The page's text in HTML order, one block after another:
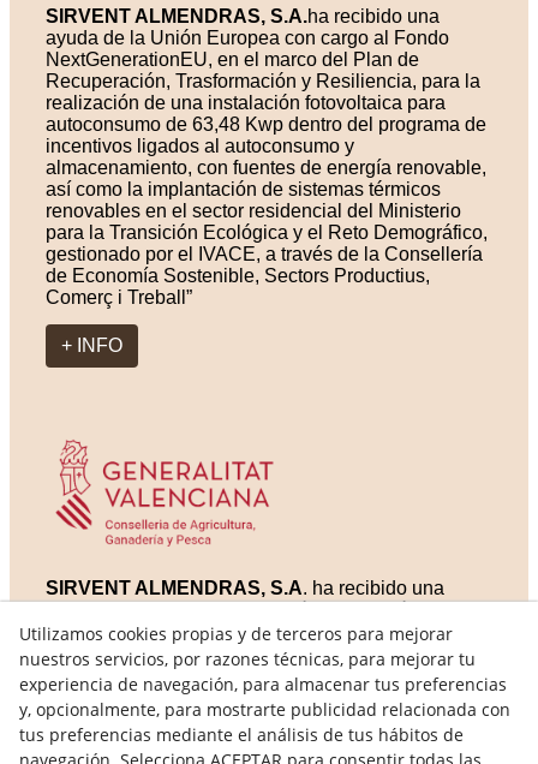
SIRVENT ALMENDRAS, S.A.ha recibido una
ayuda de la Unión Europea con cargo al Fondo
NextGenerationEU, en el marco del Plan de
Recuperación, Trasformación y Resiliencia, para la
realización de una instalación fotovoltaica para
autoconsumo de 63,48 Kwp dentro del programa de
incentivos ligados al autoconsumo y
almacenamiento, con fuentes de energía renovable,
así como la implantación de sistemas térmicos
renovables en el sector residencial del Ministerio
para la Transición Ecológica y el Reto Demográfico,
gestionado por el IVACE, a través de la Consellería
de Economía Sostenible, Sectors Productius,
Comerç i Treball”
+ INFO
SIRVENT ALMENDRAS, S.A. ha recibido una
ecológica Expte AGCEO/2023/650 de la Conselleria
d´Agricultura, Ramaderia i Pesca, Subdirecció
General de producció ecològica i qualitat
agroalimentaria de la Generalitat Valenciana
+ INFO
Utilizamos cookies propias y de terceros para mejorar
nuestros servicios, por razones técnicas, para mejorar tu
experiencia de navegación, para almacenar tus preferencias
y, opcionalmente, para mostrarte publicidad relacionada con
tus preferencias mediante el análisis de tus hábitos de